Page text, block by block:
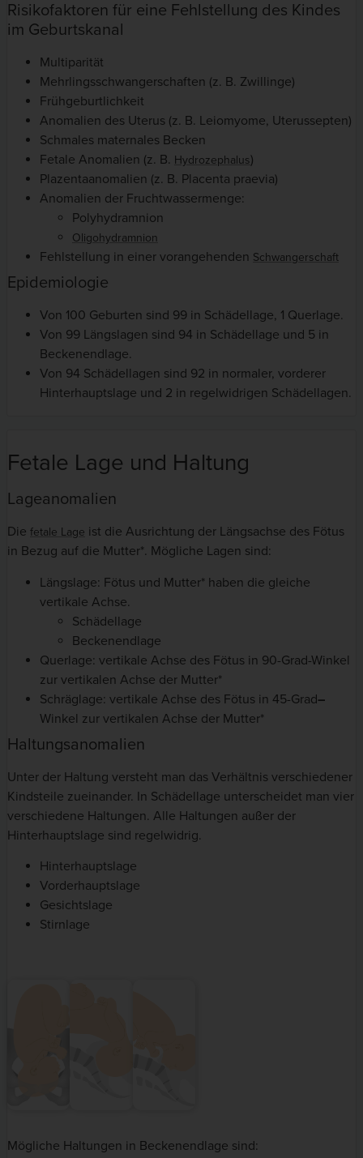
Risikofaktoren für eine Fehlstellung des Kindes
im Geburtskanal
Multiparität
Mehrlingsschwangerschaften (z. B. Zwillinge)
Frühgeburtlichkeit
Anomalien des Uterus (z. B. Leiomyome, Uterussepten)
Schmales maternales Becken
Fetale Anomalien (z. B. Hydrozephalus)
Plazentaanomalien (z. B. Placenta praevia)
Anomalien der Fruchtwassermenge:
Polyhydramnion
Oligohydramnion
Fehlstellung in einer vorangehenden Schwangerschaft
Epidemiologie
Von 100 Geburten sind 99 in Schädellage, 1 Querlage.
Von 99 Längslagen sind 94 in Schädellage und 5 in
Beckenendlage.
Von 94 Schädellagen sind 92 in normaler, vorderer
Hinterhauptslage und 2 in regelwidrigen Schädellagen.
Fetale Lage und Haltung
Lageanomalien
Die fetale Lage ist die Ausrichtung der Längsachse des Fötus
in Bezug auf die Mutter*. Mögliche Lagen sind:
Längslage: Fötus und Mutter* haben die gleiche
vertikale Achse.
Schädellage
Beckenendlage
Querlage: vertikale Achse des Fötus in 90-Grad-Winkel
zur vertikalen Achse der Mutter*
Schräglage: vertikale Achse des Fötus in 45-Grad–
Winkel zur vertikalen Achse der Mutter*
Haltungsanomalien
Unter der Haltung versteht man das Verhältnis verschiedener
Kindsteile zueinander. In Schädellage unterscheidet man vier
verschiedene Haltungen. Alle Haltungen außer der
Hinterhauptslage sind regelwidrig.
Hinterhauptslage
Vorderhauptslage
Gesichtslage
Stirnlage
Mögliche Haltungen in Beckenendlage sind: